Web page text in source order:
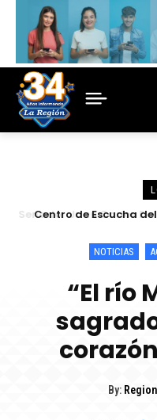
Centro de Escucha
NOTICIAS
“El río
By: Region